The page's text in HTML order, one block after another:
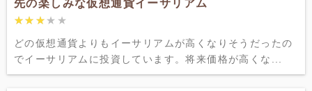
先の楽しみな仮想通貨イーサリアム
★★★★★
★★★★★
どの仮想通貨よりもイーサリアムが高くなりそうだったの
でイーサリアムに投資しています。将来価格が高くな...